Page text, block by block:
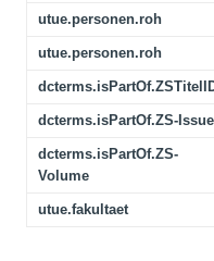
utue.personen.roh
utue.personen.roh
dcterms.isPartOf.ZS-Issue
dcterms.isPartOf.ZS-
Volume
utue.fakultaet